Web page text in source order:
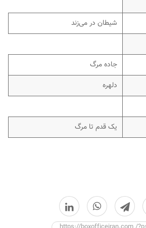
شیطان در می‌زند
جاده مرگ
دلهره
یک قدم تا مرگ